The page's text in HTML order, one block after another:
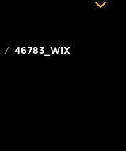
46783_WIX